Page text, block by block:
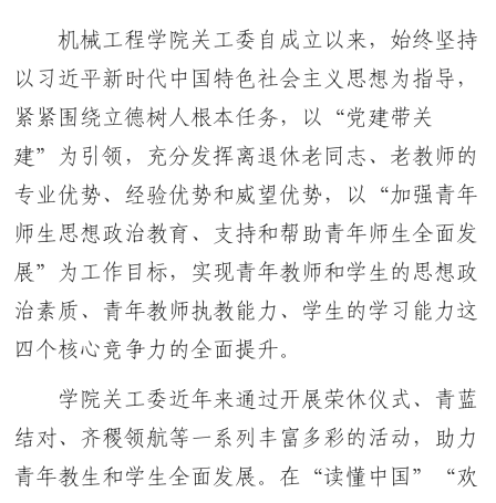
机械工程学院关工委自成立以来，始终坚持
以习近平新时代中国特色社会主义思想为指导，
紧紧围绕立德树人根本任务，以“党建带关
建”为引领，充分发挥离退休老同志、老教师的
专业优势、经验优势和威望优势，以“加强青年
师生思想政治教育、支持和帮助青年师生全面发
展”为工作目标，实现青年教师和学生的思想政
治素质、青年教师执教能力、学生的学习能力这
四个核心竞争力的全面提升。
学院关工委近年来通过开展荣休仪式、青蓝
结对、齐稷领航等一系列丰富多彩的活动，助力
青年教生和学生全面发展。在“读懂中国”“欢